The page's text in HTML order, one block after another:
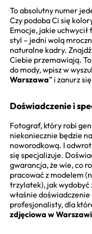
To absolutny numer
Czy podoba Ci się
Emocje, jakie
styl – jedni wolą
naturalne kadry.
Ciebie przemawiają. To
do mody, wpisz w
Warszawa” i zanurz
Doświadczenie i
Fotograf, który robi
niekoniecznie będzie
noworodkową. I
się specjalizuje.
gwarancja, że wie, co
pracować z modelem
trzylatek), jak wydobyć
właśnie
profesjonalisty, dla
zdjęciowa w